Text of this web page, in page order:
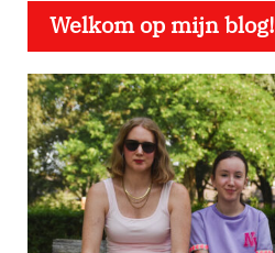
Welkom op mijn blog!